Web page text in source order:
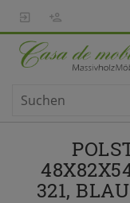
321,